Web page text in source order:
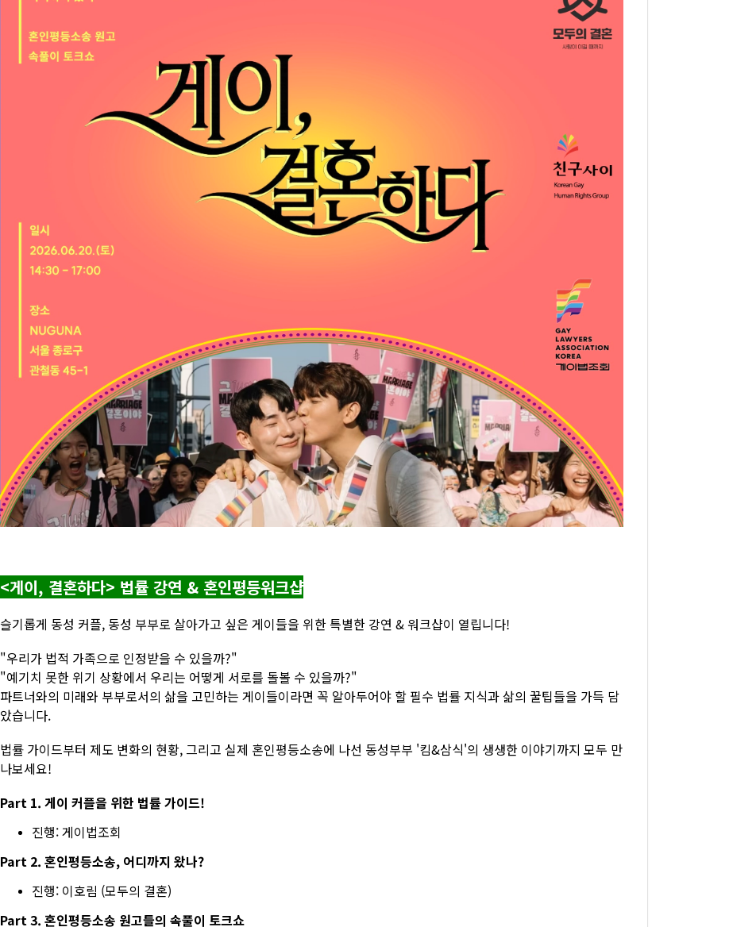
<게이, 결혼하다> 법률 강연 & 혼인평등워크샵
슬기롭게 동성 커플, 동성 부부로 살아가고 싶은 게이들을 위한 특별한 강연 & 워크샵이 열립니다!
"우리가 법적 가족으로 인정받을 수 있을까?"
"예기치 못한 위기 상황에서 우리는 어떻게 서로를 돌볼 수 있을까?"
파트너와의 미래와 부부로서의 삶을 고민하는 게이들이라면 꼭 알아두어야 할 필수 법률 지식과 삶의 꿀팁들을 가득 담
았습니다.
법률 가이드부터 제도 변화의 현황, 그리고 실제 혼인평등소송에 나선 동성부부 '킴&삼식'의 생생한 이야기까지 모두 만
나보세요!
Part 1. 게이 커플을 위한 법률 가이드!
진행: 게이법조회
Part 2. 혼인평등소송, 어디까지 왔나?
진행: 이호림 (모두의 결혼)
Part 3. 혼인평등소송 원고들의 속풀이 토크쇼